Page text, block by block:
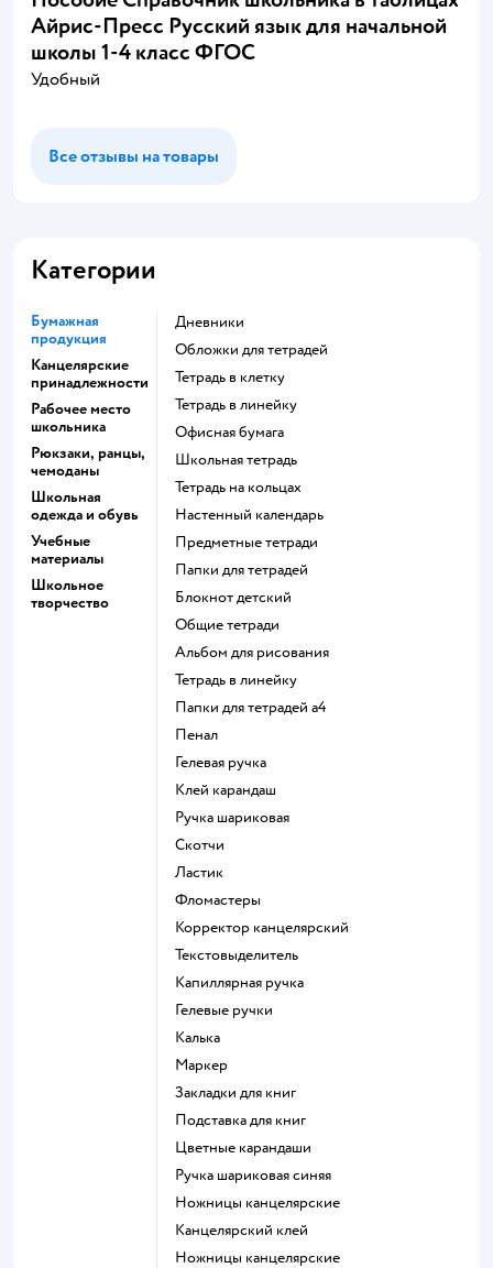
Айрис-Пресс Русский язык для начальной
школы 1-4 класс ФГОС
Удобный
Все отзывы на товары
Категории
Бумажная
продукция
Канцелярские
принадлежности
Рабочее место
школьника
Рюкзаки, ранцы,
чемоданы
Школьная
одежда и обувь
Учебные
материалы
Школьное
творчество
Дневники
Обложки для тетрадей
Тетрадь в клетку
Тетрадь в линейку
Офисная бумага
Школьная тетрадь
Тетрадь на кольцах
Настенный календарь
Предметные тетради
Папки для тетрадей
Блокнот детский
Общие тетради
Альбом для рисования
Тетрадь в линейку
Папки для тетрадей а4
Пенал
Гелевая ручка
Клей карандаш
Ручка шариковая
Скотчи
Ластик
Фломастеры
Корректор канцелярский
Текстовыделитель
Капиллярная ручка
Гелевые ручки
Калька
Маркер
Закладки для книг
Подставка для книг
Цветные карандаши
Ручка шариковая синяя
Ножницы канцелярские
Канцелярский клей
Ножницы канцелярские